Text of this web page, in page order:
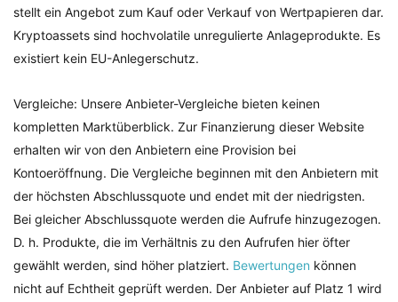
stellt ein Angebot zum Kauf oder Verkauf von Wertpapieren dar.
Kryptoassets sind hochvolatile unregulierte Anlageprodukte. Es
existiert kein EU-Anlegerschutz.
Vergleiche: Unsere Anbieter-Vergleiche bieten keinen
kompletten Marktüberblick. Zur Finanzierung dieser Website
erhalten wir von den Anbietern eine Provision bei
Kontoeröffnung. Die Vergleiche beginnen mit den Anbietern mit
der höchsten Abschlussquote und endet mit der niedrigsten.
Bei gleicher Abschlussquote werden die Aufrufe hinzugezogen.
D. h. Produkte, die im Verhältnis zu den Aufrufen hier öfter
gewählt werden, sind höher platziert. Bewertungen können
nicht auf Echtheit geprüft werden. Der Anbieter auf Platz 1 wird